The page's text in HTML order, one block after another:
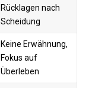
Rücklagen nach
Scheidung ​
Keine Erwähnung,
Fokus auf
Überleben ​